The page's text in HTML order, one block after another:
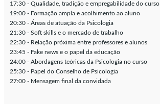
17:30 - Qualidade, tradição e empregabilidade do curso
19:00 - Formação ampla e acolhimento ao aluno
20:30 - Áreas de atuação da Psicologia
21:30 - Soft skills e o mercado de trabalho
22:30 - Relação próxima entre professores e alunos
23:45 - Fake news e o papel da educação
24:00 - Abordagens teóricas da Psicologia no curso
25:30 - Papel do Conselho de Psicologia
27:00 - Mensagem final da convidada